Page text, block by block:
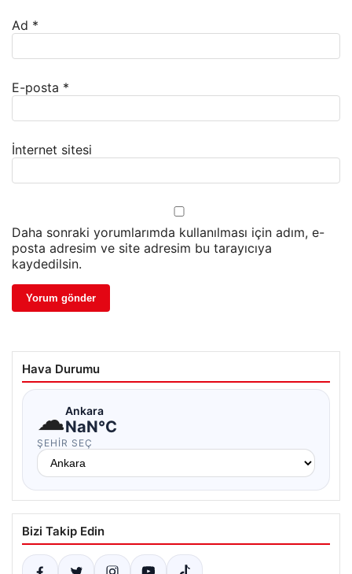
Ad *
E-posta *
İnternet sitesi
Daha sonraki yorumlarımda kullanılması için adım, e-
posta adresim ve site adresim bu tarayıcıya
kaydedilsin.
Hava Durumu
☁Ankara
NaN°C
ŞEHIR SEÇ
Bizi Takip Edin